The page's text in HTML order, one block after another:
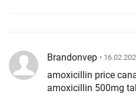
Brandonvep •
amoxicillin price
amoxicillin 500mg